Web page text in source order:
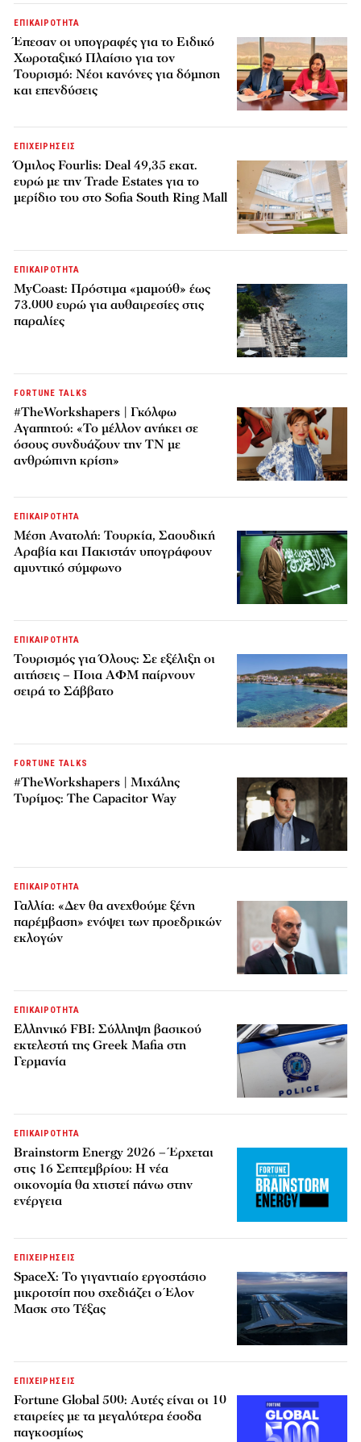
ΕΠΙΚΑΙΡΟΤΗΤΑ
Έπεσαν οι υπογραφές για το Ειδικό
Χωροταξικό Πλαίσιο για τον
Τουρισμό: Νέοι κανόνες για δόμηση
και επενδύσεις
ΕΠΙΧΕΙΡΗΣΕΙΣ
Όμιλος Fourlis: Deal 49,35 εκατ.
ευρώ με την Trade Estates για το
μερίδιο του στο Sofia South Ring Mall
ΕΠΙΚΑΙΡΟΤΗΤΑ
MyCoast: Πρόστιμα «μαμούθ» έως
73.000 ευρώ για αυθαιρεσίες στις
παραλίες
FORTUNE TALKS
#TheWorkshapers | Γκόλφω
Αγαπητού: «Το μέλλον ανήκει σε
όσους συνδυάζουν την ΤΝ με
ανθρώπινη κρίση»
ΕΠΙΚΑΙΡΟΤΗΤΑ
Μέση Ανατολή: Τουρκία, Σαουδική
Αραβία και Πακιστάν υπογράφουν
αμυντικό σύμφωνο
ΕΠΙΚΑΙΡΟΤΗΤΑ
Τουρισμός για Όλους: Σε εξέλιξη οι
αιτήσεις – Ποια ΑΦΜ παίρνουν
σειρά το Σάββατο
FORTUNE TALKS
#TheWorkshapers | Μιχάλης
Τυρίμος: The Capacitor Way
ΕΠΙΚΑΙΡΟΤΗΤΑ
Γαλλία: «Δεν θα ανεχθούμε ξένη
παρέμβαση» ενόψει των προεδρικών
εκλογών
ΕΠΙΚΑΙΡΟΤΗΤΑ
Ελληνικό FBI: Σύλληψη βασικού
εκτελεστή της Greek Mafia στη
Γερμανία
ΕΠΙΚΑΙΡΟΤΗΤΑ
Brainstorm Energy 2026 – Έρχεται
στις 16 Σεπτεμβρίου: Η νέα
οικονομία θα χτιστεί πάνω στην
ενέργεια
ΕΠΙΧΕΙΡΗΣΕΙΣ
SpaceX: Το γιγαντιαίο εργοστάσιο
μικροτσίπ που σχεδιάζει ο Έλον
Μασκ στο Τέξας
ΕΠΙΧΕΙΡΗΣΕΙΣ
Fortune Global 500: Αυτές είναι οι 10
εταιρείες με τα μεγαλύτερα έσοδα
παγκοσμίως